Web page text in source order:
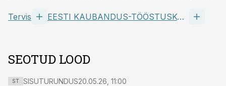
Tervis EESTI KAUBANDUS-TÖÖSTUSKODA MTÜ
SEOTUD LOOD
ST SISUTURUNDUS20.05.26, 11:00